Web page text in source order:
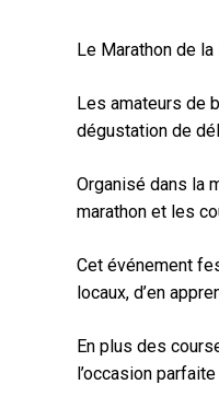
Le Marathon de
Les amateurs de
dégustation de
Organisé dans la
marathon et les
Cet événement
locaux, d’en
En plus des
l’occasion